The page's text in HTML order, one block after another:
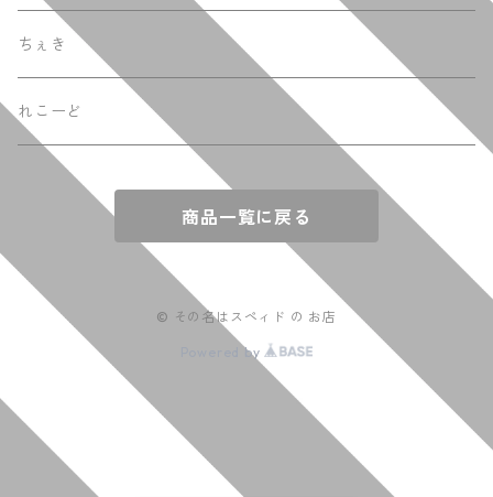
ちぇき
れこーど
商品一覧に戻る
© その名はスペィド の お店
Powered by